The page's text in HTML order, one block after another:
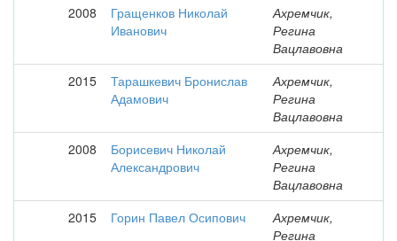
2008
Гращенков Николай
Иванович
Ахремчик,
Регина
Вацлавовна
2015
Тарашкевич Бронислав
Адамович
Ахремчик,
Регина
Вацлавовна
2008
Борисевич Николай
Александрович
Ахремчик,
Регина
Вацлавовна
2015
Горин Павел Осипович
Ахремчик,
Регина